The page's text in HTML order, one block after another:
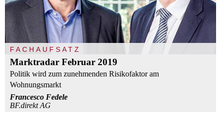
FACHAUFSATZ
Marktradar Februar 2019
Politik wird zum zunehmenden Risikofaktor am
Wohnungsmarkt
Francesco Fedele
BF.direkt AG